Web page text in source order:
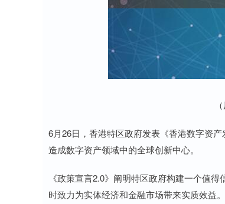
6月26日，香港特区政府发表《香港数字资
造成数字资产领域中的全球创新中心。
《政策宣言2.0》阐明特区政府构建一个值
时致力为实体经济和金融市场带来实质效益